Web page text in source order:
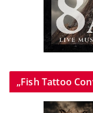
„Fish Tattoo